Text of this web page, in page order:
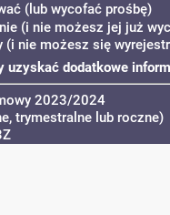
(lub wycofać prośbę)
(i nie możesz jej już
nie możesz się
uzyskać dodatkowe
2023/2024
trymestralne lub roczne)